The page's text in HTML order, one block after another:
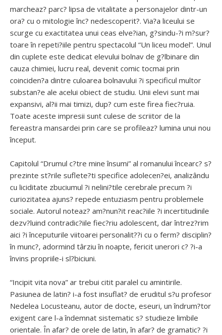
marcheaz? parc? lipsa de vitalitate a personajelor dintr-un
ora? cu o mitologie înc? nedescoperit?. Via?a liceului se
scurge cu exactitatea unui ceas elve?ian, g?sindu-?i m?sur?
toare în repeti?iile pentru spectacolul “Un liceu model”. Unul
din cuplete este dedicat elevului bolnav de g?lbinare din
cauza chimiei, lucru real, devenit comic tocmai prin
coinciden?a dintre culoarea bolnavului ?i specificul multor
substan?e ale acelui obiect de studiu. Unii elevi sunt mai
expansivi, al?ii mai timizi, dup? cum este firea fiec?ruia.
Toate aceste impresii sunt culese de scriitor de la
fereastra mansardei prin care se profileaz? lumina unui nou
început.
Capitolul “Drumul c?tre mine însumi” al romanului încearc? s?
prezinte st?rile suflete?ti specifice adolecen?ei, analizându
cu liciditate zbuciumul ?i nelini?tile cerebrale precum ?i
curiozitatea ajuns? repede entuziasm pentru problemele
sociale. Autorul noteaz? am?nun?it reac?iile ?i incertitudinile
dezv?luind contradic?iile fiec?riu adolescent, dar întrez?rim
aici ?i începuturile viitoarei personalit??i cu o ferm? disciplin?
în munc?, adormind târziu în noapte, fericit unerori c? ?i-a
învins propriile-i sl?biciuni.
“Incipit vita nova” ar trebui citit paralel cu amintirile.
Pasiunea de latin? i-a fost insuflat? de eruditul s?u profesor
Nedelea Locusteanu, autor de docte, eseuri, un îndrum?tor
exigent care l-a îndemnat sistematic s? studieze limbile
orientale. În afar? de orele de latin, în afar? de gramatic? ?i